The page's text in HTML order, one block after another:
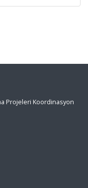
Projeleri Koordinasyon